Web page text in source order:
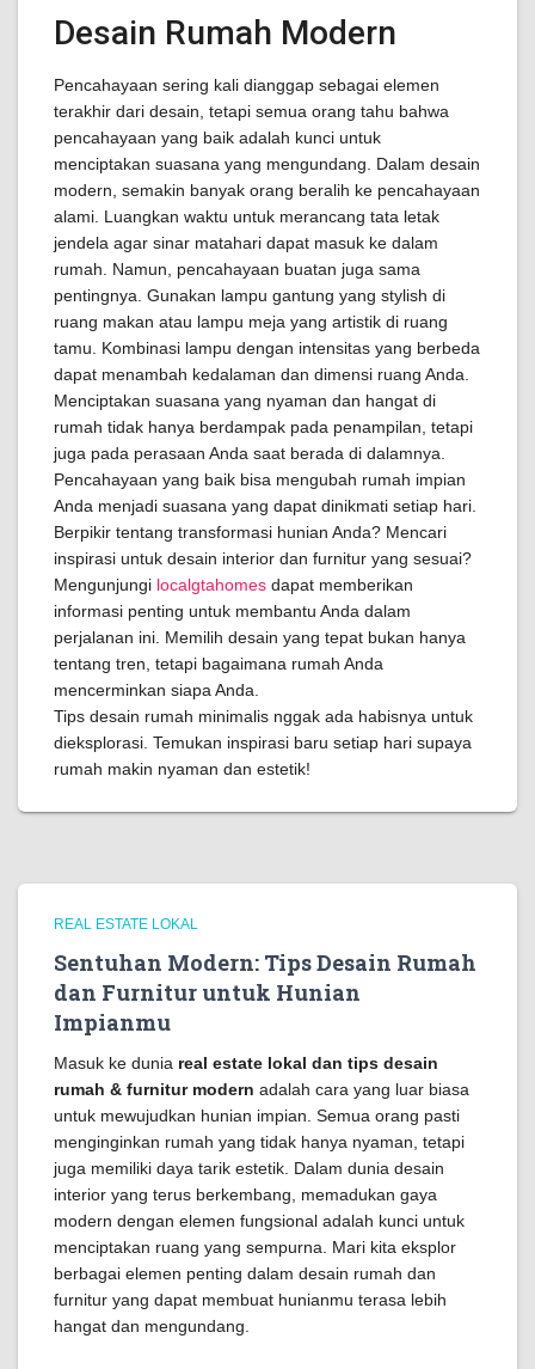
Desain Rumah Modern
Pencahayaan sering kali dianggap sebagai elemen
terakhir dari desain, tetapi semua orang tahu bahwa
pencahayaan yang baik adalah kunci untuk
menciptakan suasana yang mengundang. Dalam desain
modern, semakin banyak orang beralih ke pencahayaan
alami. Luangkan waktu untuk merancang tata letak
jendela agar sinar matahari dapat masuk ke dalam
rumah. Namun, pencahayaan buatan juga sama
pentingnya. Gunakan lampu gantung yang stylish di
ruang makan atau lampu meja yang artistik di ruang
tamu. Kombinasi lampu dengan intensitas yang berbeda
dapat menambah kedalaman dan dimensi ruang Anda.
Menciptakan suasana yang nyaman dan hangat di
rumah tidak hanya berdampak pada penampilan, tetapi
juga pada perasaan Anda saat berada di dalamnya.
Pencahayaan yang baik bisa mengubah rumah impian
Anda menjadi suasana yang dapat dinikmati setiap hari.
Berpikir tentang transformasi hunian Anda? Mencari
inspirasi untuk desain interior dan furnitur yang sesuai?
Mengunjungi localgtahomes dapat memberikan
informasi penting untuk membantu Anda dalam
perjalanan ini. Memilih desain yang tepat bukan hanya
tentang tren, tetapi bagaimana rumah Anda
mencerminkan siapa Anda.
Tips desain rumah minimalis nggak ada habisnya untuk
dieksplorasi. Temukan inspirasi baru setiap hari supaya
rumah makin nyaman dan estetik!
REAL ESTATE LOKAL
Sentuhan Modern: Tips Desain Rumah
dan Furnitur untuk Hunian
Impianmu
Masuk ke dunia real estate lokal dan tips desain
rumah & furnitur modern adalah cara yang luar biasa
untuk mewujudkan hunian impian. Semua orang pasti
menginginkan rumah yang tidak hanya nyaman, tetapi
juga memiliki daya tarik estetik. Dalam dunia desain
interior yang terus berkembang, memadukan gaya
modern dengan elemen fungsional adalah kunci untuk
menciptakan ruang yang sempurna. Mari kita eksplor
berbagai elemen penting dalam desain rumah dan
furnitur yang dapat membuat hunianmu terasa lebih
hangat dan mengundang.